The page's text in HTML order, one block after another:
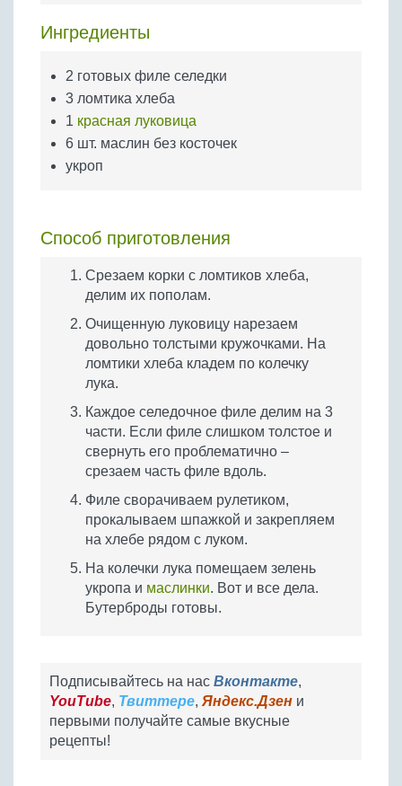
Яйца
Ингредиенты
2 готовых филе селедки
3 ломтика хлеба
1 красная луковица
6 шт. маслин без косточек
укроп
Способ приготовления
Срезаем корки с ломтиков хлеба,
делим их пополам.
Очищенную луковицу нарезаем
довольно толстыми кружочками. На
ломтики хлеба кладем по колечку
лука.
Каждое селедочное филе делим на 3
части. Если филе слишком толстое и
свернуть его проблематично –
срезаем часть филе вдоль.
Филе сворачиваем рулетиком,
прокалываем шпажкой и закрепляем
на хлебе рядом с луком.
На колечки лука помещаем зелень
укропа и маслинки. Вот и все дела.
Бутерброды готовы.
Подписывайтесь на нас Вконтакте,
YouTube, Твиттере, Яндекс.Дзен и
первыми получайте самые вкусные
рецепты!